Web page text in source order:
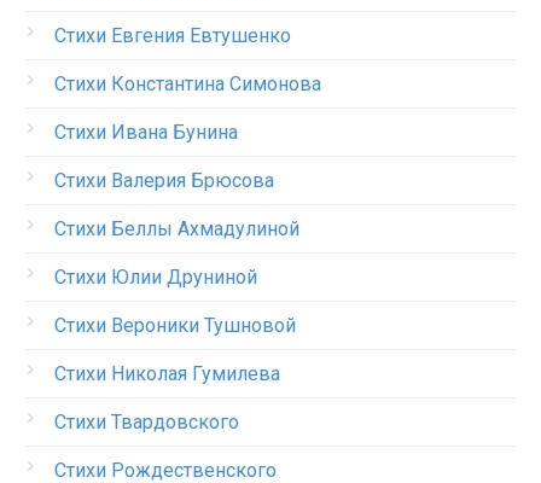
Стихи Евгения Евтушенко
Стихи Константина Симонова
Стихи Ивана Бунина
Стихи Валерия Брюсова
Стихи Беллы Ахмадулиной
Стихи Юлии Друниной
Стихи Вероники Тушновой
Стихи Николая Гумилева
Стихи Твардовского
Стихи Рождественского